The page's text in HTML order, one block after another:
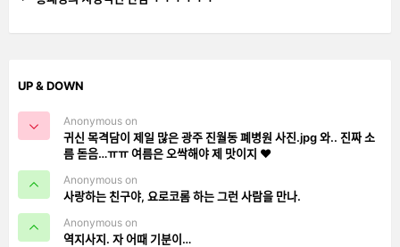
UP & DOWN
Anonymous on
귀신 목격담이 제일 많은 광주 진월동 폐병원 사진.jpg 와.. 진짜 소
름 돋음…ㅠㅠ 여름은 오싹해야 제 맛이지 ❤️
Anonymous on
사랑하는 친구야, 요로코롬 하는 그런 사람을 만나.
Anonymous on
역지사지. 자 어때 기분이…